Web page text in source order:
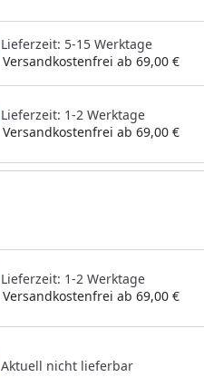
Lieferzeit: 5-15 Werktage
Versandkostenfrei ab 69,00 €
Lieferzeit: 1-2 Werktage
Versandkostenfrei ab 69,00 €
Lieferzeit: 1-2 Werktage
Versandkostenfrei ab 69,00 €
Aktuell nicht lieferbar